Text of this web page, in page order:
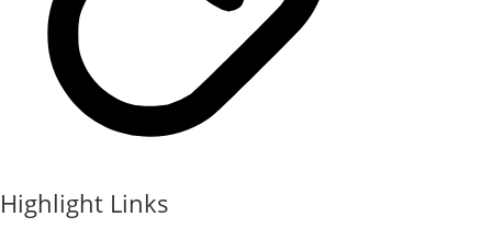
Highlight Links